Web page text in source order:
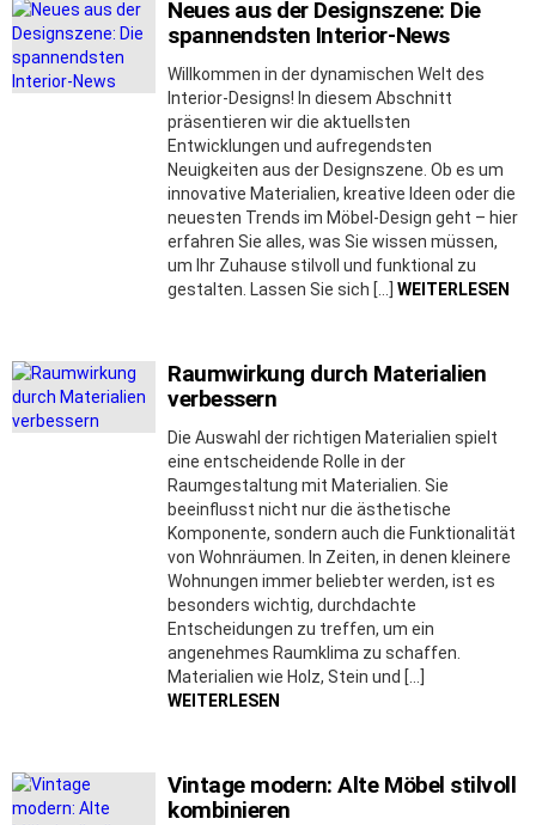
Neues aus der Designszene: Die
spannendsten Interior-News
Willkommen in der dynamischen Welt des
Interior-Designs! In diesem Abschnitt
präsentieren wir die aktuellsten
Entwicklungen und aufregendsten
Neuigkeiten aus der Designszene. Ob es um
innovative Materialien, kreative Ideen oder die
neuesten Trends im Möbel-Design geht – hier
erfahren Sie alles, was Sie wissen müssen,
um Ihr Zuhause stilvoll und funktional zu
gestalten. Lassen Sie sich […] WEITERLESEN
Raumwirkung durch Materialien
verbessern
Die Auswahl der richtigen Materialien spielt
eine entscheidende Rolle in der
Raumgestaltung mit Materialien. Sie
beeinflusst nicht nur die ästhetische
Komponente, sondern auch die Funktionalität
von Wohnräumen. In Zeiten, in denen kleinere
Wohnungen immer beliebter werden, ist es
besonders wichtig, durchdachte
Entscheidungen zu treffen, um ein
angenehmes Raumklima zu schaffen.
Materialien wie Holz, Stein und […]
WEITERLESEN
Vintage modern: Alte Möbel stilvoll
kombinieren